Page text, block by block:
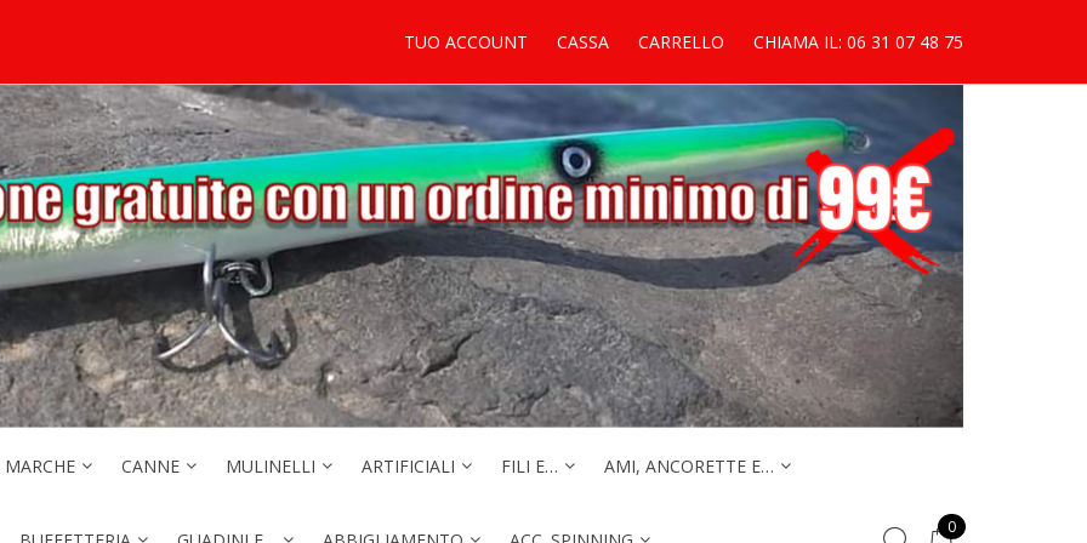
TUO ACCOUNT CASSA CARRELLO CHIAMA IL: 06 31 07 48 75
MARCHE CANNE MULINELLI ARTIFICIALI FILI E… AMI, ANCORETTE E…
0